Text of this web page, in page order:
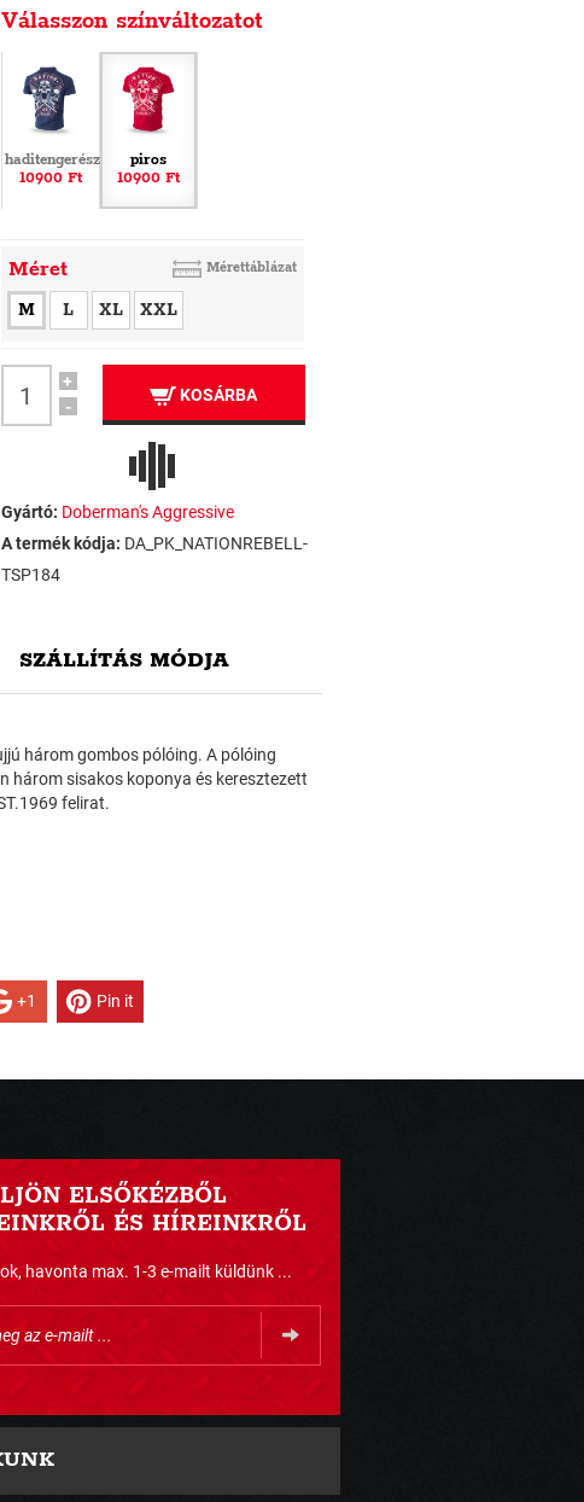
Válasszon színváltozatot
haditengerészet
10900 Ft
piros
10900 Ft
Méret Mérettáblázat
M L XL XXL
+
-
KOSÁRBA
Gyártó: Doberman's Aggressive
A termék kódja: DA_PK_NATIONREBELL-
TSP184
SZÁLLÍTÁS MÓDJA
három gombos pólóing. A pólóing
három sisakos koponya és keresztezett
felirat.
+1 Pin it
ELSŐKÉZBŐL
ÉS HÍREINKRŐL
havonta max. 1-3 e-mailt küldünk ...